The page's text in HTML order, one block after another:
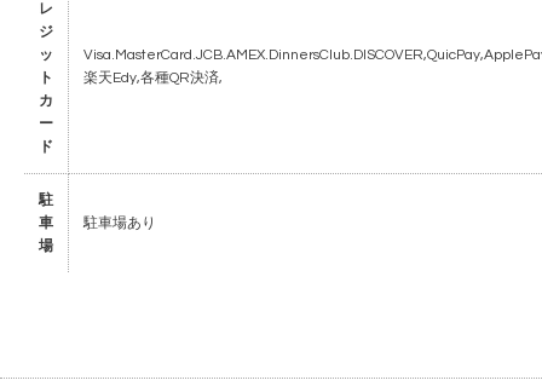
レ
ジ
ッ
ト
カ
ー
ド
楽天Edy,各種QR決済,
駐
車
場
駐車場あり